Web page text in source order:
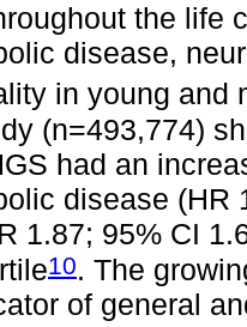
the life
disease,
in young and
(n=493,774)
had an
disease (HR
1.87; 95% CI
10. The
of general